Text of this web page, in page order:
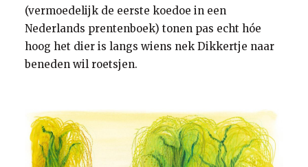
(vermoedelijk de eerste koedoe in een
Nederlands prentenboek) tonen pas echt hóe
hoog het dier is langs wiens nek Dikkertje naar
beneden wil roetsjen.